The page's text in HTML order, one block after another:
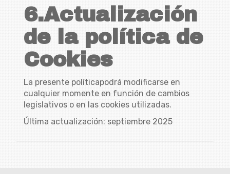
6.Actualización
de la política de
Cookies
La presente políticapodrá modificarse en
cualquier momente en función de cambios
legislativos o en las cookies utilizadas.
Última actualización: septiembre 2025